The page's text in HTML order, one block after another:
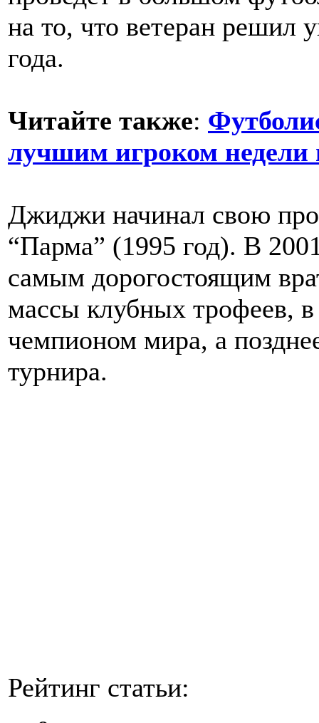
на то, что ветеран решил
года.
Читайте также:
лучшим игроком недели
Джиджи начинал свою
“Парма” (1995 год). В
самым дорогостоящим
массы клубных трофеев, в
чемпионом мира, а
турнира.
Рейтинг статьи: